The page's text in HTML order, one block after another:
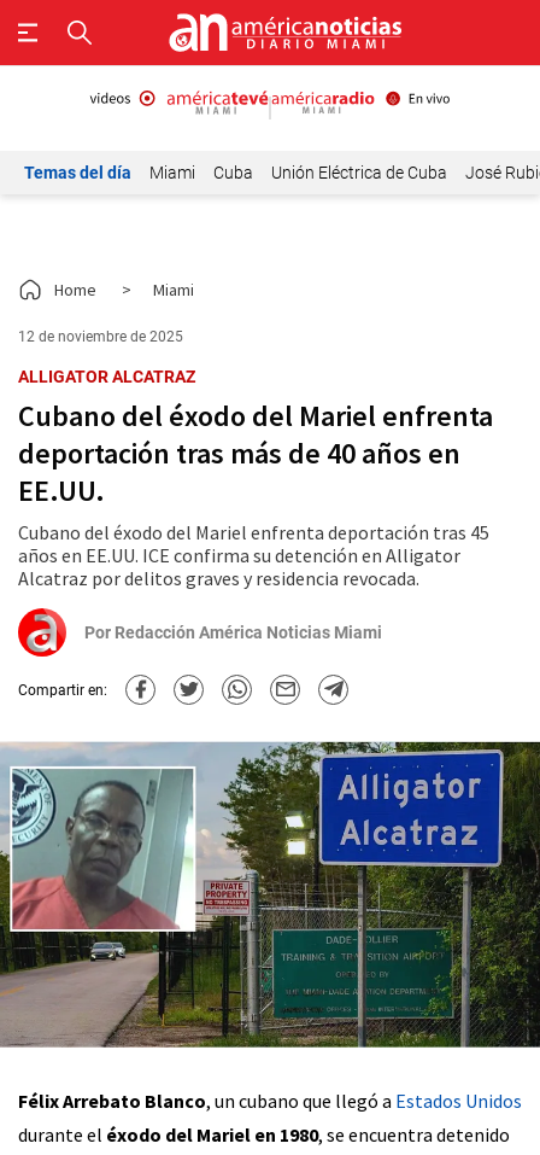
Temas del día Miami Cuba Unión Eléctrica de Cuba José
Home > Miami
12 de noviembre de 2025
ALLIGATOR ALCATRAZ
Cubano del éxodo del Mariel enfrenta
deportación tras más de 40 años en
EE.UU.
Cubano del éxodo del Mariel enfrenta deportación tras 45
años en EE.UU. ICE confirma su detención en Alligator
Alcatraz por delitos graves y residencia revocada.
Por Redacción América Noticias Miami
Compartir en:
Félix Arrebato Blanco, un cubano que llegó a Estados Unidos
durante el éxodo del Mariel en 1980, se encuentra detenido